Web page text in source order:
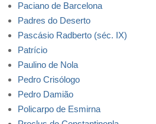
Paciano de Barcelona
Padres do Deserto
Pascásio Radberto (séc. IX)
Patrício
Paulino de Nola
Pedro Crisólogo
Pedro Damião
Policarpo de Esmirna